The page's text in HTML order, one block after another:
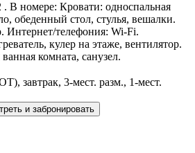
В номере: Кровати: односпальная
обеденный стол, стулья, вешалки.
Интернет/телефония: Wi-Fi.
кулер на этаже, вентилятор.
комната, санузел.
завтрак, 3-мест. разм., 1-мест.
и забронировать